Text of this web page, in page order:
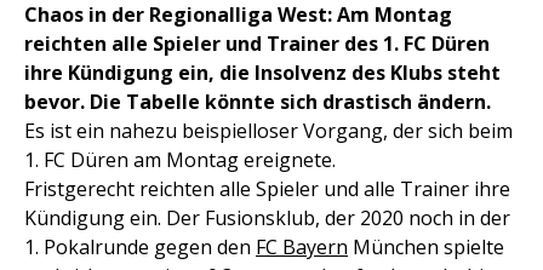
Chaos in der Regionalliga West: Am Montag
reichten alle Spieler und Trainer des 1. FC Düren
ihre Kündigung ein, die Insolvenz des Klubs steht
bevor. Die Tabelle könnte sich drastisch ändern.
Es ist ein nahezu beispielloser Vorgang, der sich beim
1. FC Düren am Montag ereignete.
Fristgerecht reichten alle Spieler und alle Trainer ihre
Kündigung ein. Der Fusionsklub, der 2020 noch in der
1. Pokalrunde gegen den FC Bayern München spielte